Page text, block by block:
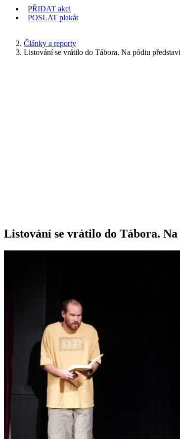
PŘIDAT akci
POSLAT plakát
Články a reporty
Listování se vrátilo do Tábora. Na pódiu
Listování se vrátilo do Tábora.